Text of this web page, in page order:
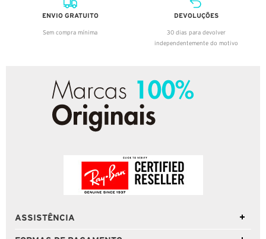
ENVIO GRATUITO
Sem compra mínima
DEVOLUÇÕES
30 dias para devolver
independentemente do motivo
ASSISTÊNCIA